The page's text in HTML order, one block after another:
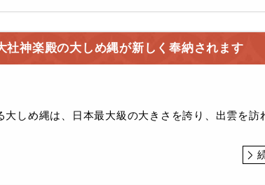
社神楽殿の大しめ縄が新しく奉納されます
大しめ縄は、日本最大級の大きさを誇り、出雲を訪